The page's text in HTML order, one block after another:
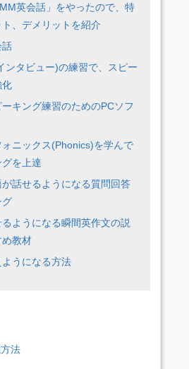
英会話」をやったので、特
、デメリットを紹介
話
ンタビュー)の練習で、スピー
化
キング練習のためのPCソフ
ニックス(Phonics)を学んで
を上達
話せるようになる質問回答
グ
ようになる瞬間英作文の説
め教材
うになる方法
法